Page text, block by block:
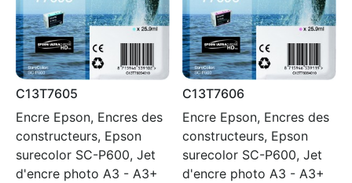
C13T7605
Encre Epson, Encres des
constructeurs, Epson
surecolor SC-P600, Jet
d'encre photo A3 - A3+
C13T7606
Encre Epson, Encres des
constructeurs, Epson
surecolor SC-P600, Jet
d'encre photo A3 - A3+